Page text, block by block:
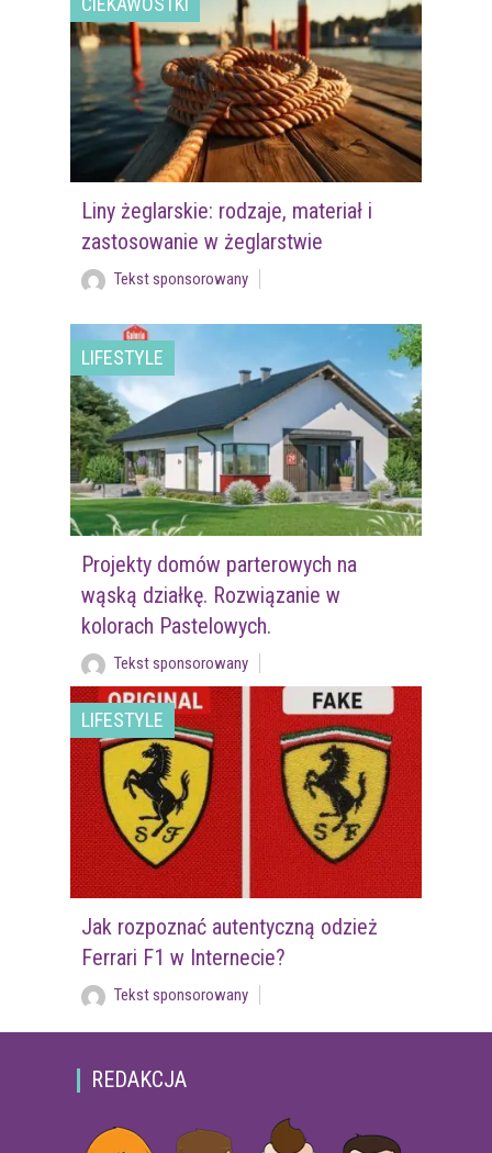
Liny żeglarskie: rodzaje, materiał i
zastosowanie w żeglarstwie
Tekst sponsorowany
LIFESTYLE
Projekty domów parterowych na
wąską działkę. Rozwiązanie w
kolorach Pastelowych.
Tekst sponsorowany
LIFESTYLE
Jak rozpoznać autentyczną odzież
Ferrari F1 w Internecie?
Tekst sponsorowany
REDAKCJA